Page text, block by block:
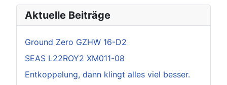
Aktuelle Beiträge
Ground Zero GZHW 16-D2
SEAS L22ROY2 XM011-08
Entkoppelung, dann klingt alles viel besser.